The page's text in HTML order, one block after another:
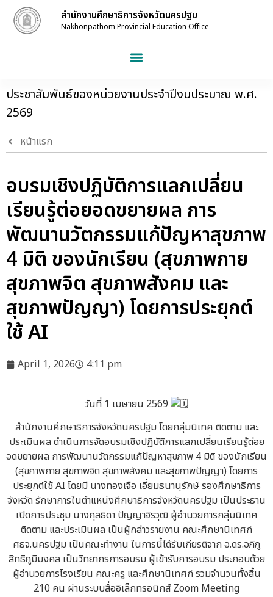
สำนักงานศึกษาธิการจังหวัดนครปฐม
Nakhonpathom Provincial Education Office
ประชาสัมพันธ์ของหน่วยงานประจำปีงบประมาณ พ.ศ.
2569
หน้าแรก
อบรมเชิงปฏิบัติการแลกเปลี่ยน
เรียนรู้ต่อยอดขยายผล การ
พัฒนานวัตกรรมแก้ปัญหาสุขภาพ
4 มิติ ของนักเรียน (สุขภาพกาย
สุขภาพจิต สุขภาพสังคม และ
สุขภาพปัญญา) โดยการประยุกต์
ใช้ AI
April 1, 2026 4:11 pm
วันที่ 1 เมษายน 2569
สำนักงานศึกษาธิการจังหวัดนครปฐม โดยกลุ่มนิเทศ ติดตาม และ
ประเมินผล ดำเนินการจัดอบรมเชิงปฏิบัติการแลกเปลี่ยนเรียนรู้ต่อย
อดขยายผล การพัฒนานวัตกรรมแก้ปัญหาสุขภาพ 4 มิติ ของนักเรียน
(สุขภาพกาย สุขภาพจิต สุขภาพสังคม และสุขภาพปัญญา) โดยการ
ประยุกต์ใช้ AI โดยมี นางทองเจือ เอี่ยมธนานุรักษ์ รองศึกษาธิการ
จังหวัด รักษาการในตำแหน่งศึกษาธิการจังหวัดนครปฐม เป็นประธาน
เปิดการประชุม นางกุลธิดา ปัญญาจิรวุฒิ ผู้อำนวยการกลุ่มนิเทศ
ติดตาม และประเมินผล เป็นผู้กล่าวรายงาน คณะศึกษานิเทศก์
ศธจ.นครปฐม เป็นคณะทำงาน ในการนี้ได้รับเกียรติจาก อ.ดร.อภิภู
สิทธิภูมิมงคล เป็นวิทยากรการอบรม ผู้เข้ารับการอบรม ประกอบด้วย
ผู้อำนวยการโรงเรียน คณะครู และศึกษานิเทศก์ รวมจำนวนทั้งสิ้น
210 คน ผ่านระบบสื่ออิเล็กทรอนิกส์ Zoom Meeting